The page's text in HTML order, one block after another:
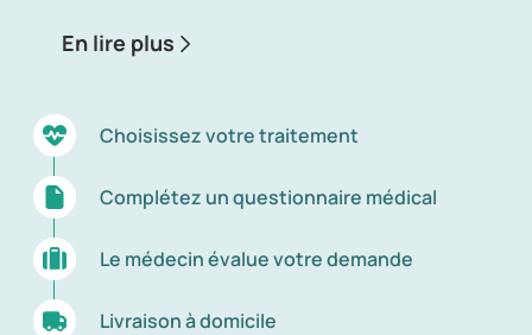
excessive et que les cheveux ne sont pas
calvitie ou d’alopécie.
En lire plus
Choisissez votre traitement
Complétez un questionnaire médical
Le médecin évalue votre demande
Livraison à domicile